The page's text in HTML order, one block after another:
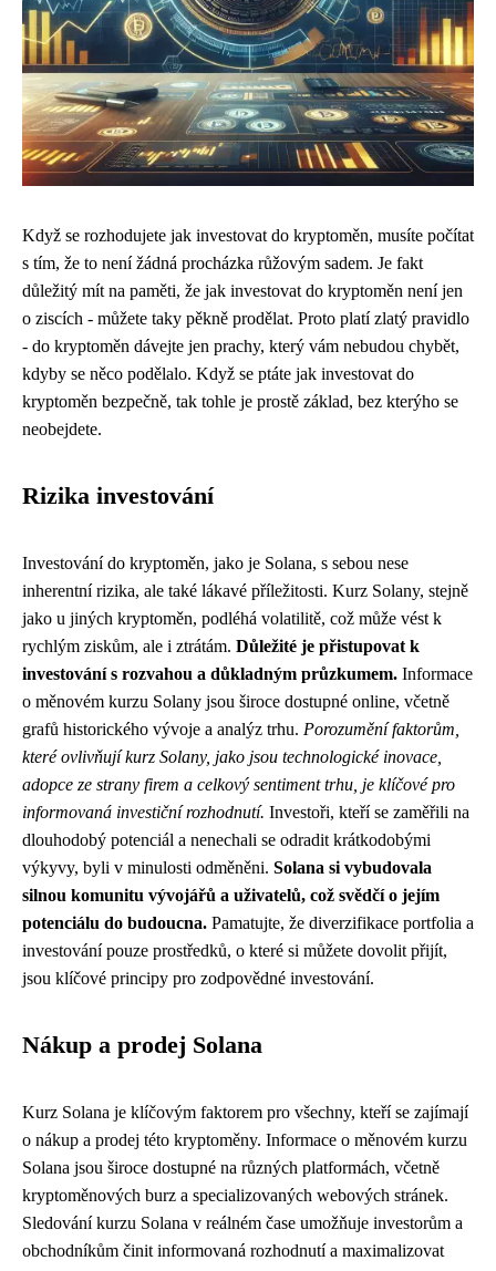
Když se rozhodujete jak investovat do kryptoměn, musíte počítat
s tím, že to není žádná procházka růžovým sadem. Je fakt
důležitý mít na paměti, že jak investovat do kryptoměn není jen
o ziscích - můžete taky pěkně prodělat. Proto platí zlatý pravidlo
- do kryptoměn dávejte jen prachy, který vám nebudou chybět,
kdyby se něco podělalo. Když se ptáte jak investovat do
kryptoměn bezpečně, tak tohle je prostě základ, bez kterýho se
neobejdete.
Rizika investování
Investování do kryptoměn, jako je Solana, s sebou nese
inherentní rizika, ale také lákavé příležitosti. Kurz Solany, stejně
jako u jiných kryptoměn, podléhá volatilitě, což může vést k
rychlým ziskům, ale i ztrátám. Důležité je přistupovat k
investování s rozvahou a důkladným průzkumem. Informace
o měnovém kurzu Solany jsou široce dostupné online, včetně
grafů historického vývoje a analýz trhu. Porozumění faktorům,
které ovlivňují kurz Solany, jako jsou technologické inovace,
adopce ze strany firem a celkový sentiment trhu, je klíčové pro
informovaná investiční rozhodnutí. Investoři, kteří se zaměřili na
dlouhodobý potenciál a nenechali se odradit krátkodobými
výkyvy, byli v minulosti odměněni. Solana si vybudovala
silnou komunitu vývojářů a uživatelů, což svědčí o jejím
potenciálu do budoucna. Pamatujte, že diverzifikace portfolia a
investování pouze prostředků, o které si můžete dovolit přijít,
jsou klíčové principy pro zodpovědné investování.
Nákup a prodej Solana
Kurz Solana je klíčovým faktorem pro všechny, kteří se zajímají
o nákup a prodej této kryptoměny. Informace o měnovém kurzu
Solana jsou široce dostupné na různých platformách, včetně
kryptoměnových burz a specializovaných webových stránek.
Sledování kurzu Solana v reálném čase umožňuje investorům a
obchodníkům činit informovaná rozhodnutí a maximalizovat